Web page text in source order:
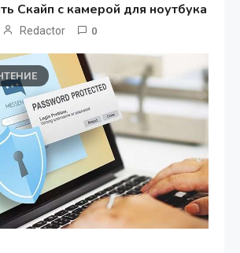
Скайп с камерой для ноутбука
Redactor 0